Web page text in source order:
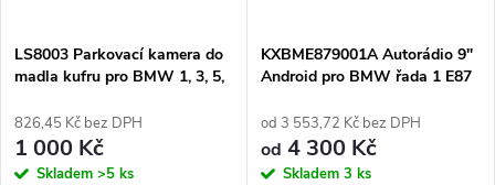
LS8003 Parkovací kamera do
madla kufru pro BMW 1, 3, 5,
826,45 Kč bez DPH
1 000 Kč
Skladem >5 ks
KXBME879001A Autorádio 9"
Android pro BMW řada 1 E87
od 3 553,72 Kč bez DPH
od 4 300 Kč
Skladem 3 ks